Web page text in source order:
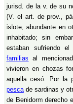
jurisd. de la v. de su
(V. el art. de prov.,
islote, abundante en
inhabitado; sin
estaban sufriendo
familias al
vivieron en chozas
aquella cesó. Por la
pescade sardinas y
de Benidorm derecho